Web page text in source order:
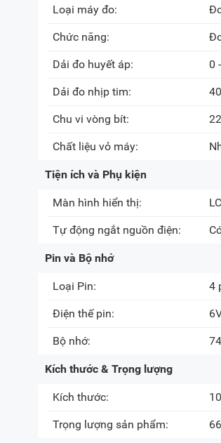
Loại máy đo:
Chức năng:
Dải đo huyết áp: 0
Dải đo nhịp tim:
Chu vi vòng bít:
Chất liệu vỏ máy:
Tiện ích và Phụ kiện
Màn hình hiển thị:
Tự động ngắt nguồn điện:
Pin và Bộ nhớ
Loại Pin: 4
Điện thế pin:
Bộ nhớ:
Kích thước & Trọng lượng
Kích thước:
Trọng lượng sản phẩm: